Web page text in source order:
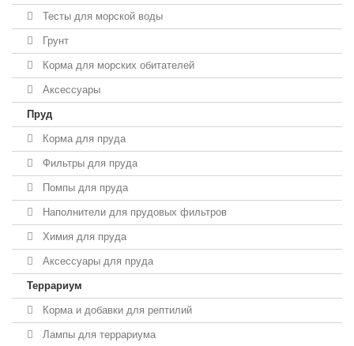
Тесты для морской воды
Грунт
Корма для морских обитателей
Аксессуары
Пруд
Корма для пруда
Фильтры для пруда
Помпы для пруда
Наполнители для прудовых фильтров
Химия для пруда
Аксессуары для пруда
Террариум
Корма и добавки для рептилий
Лампы для террариума